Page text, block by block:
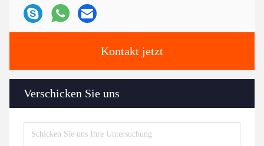
Kontakt jetzt
Verschicken Sie uns